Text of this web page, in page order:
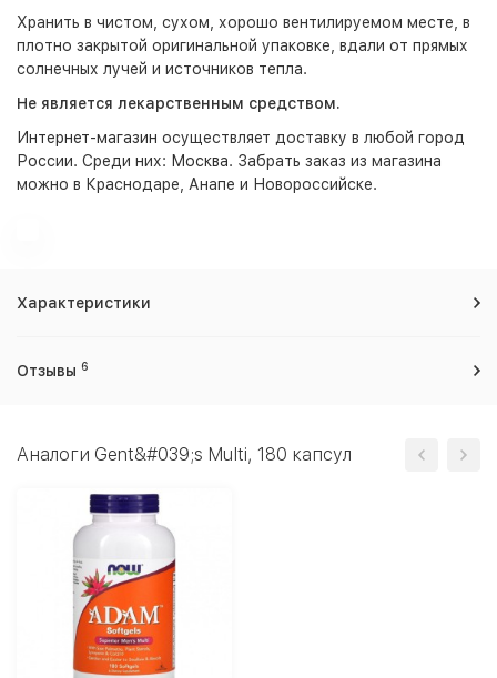
Хранить в чистом, сухом, хорошо вентилируемом месте, в
плотно закрытой оригинальной упаковке, вдали от прямых
солнечных лучей и источников тепла.
Не является лекарственным средством.
Интернет-магазин осуществляет доставку в любой город
России. Среди них: Москва. Забрать заказ из магазина
можно в Краснодаре, Анапе и Новороссийске.
Характеристики
Отзывы 6
Аналоги Gent&#039;s Multi, 180 капсул